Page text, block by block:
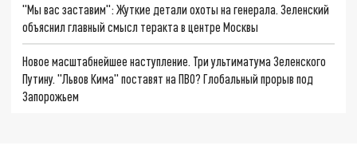
"Мы вас заставим": Жуткие детали охоты на генерала. Зеленский
объяснил главный смысл теракта в центре Москвы
Новое масштабнейшее наступление. Три ультиматума Зеленского
Путину. "Львов Кима" поставят на ПВО? Глобальный прорыв под
Запорожьем